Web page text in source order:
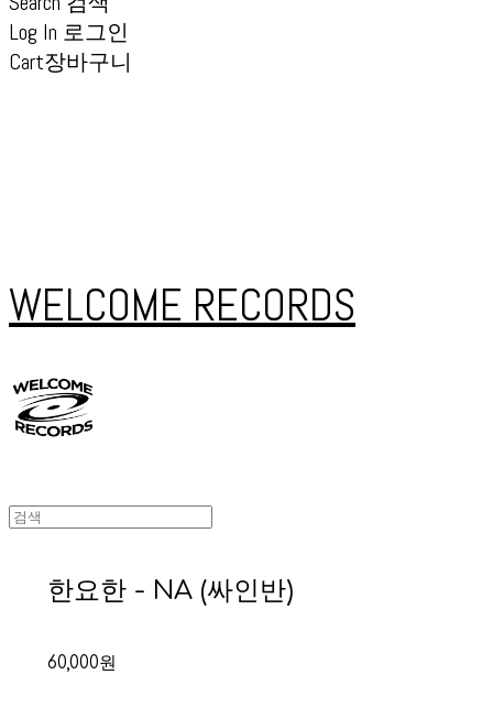
Log In 로그인
Cart장바구니
WELCOME RECORDS
한요한 - NA (싸인반)
60,000원